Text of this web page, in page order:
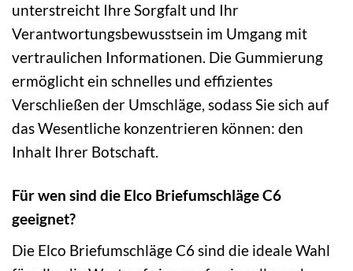
unterstreicht Ihre Sorgfalt und Ihr
Verantwortungsbewusstsein im Umgang mit
vertraulichen Informationen. Die Gummierung
ermöglicht ein schnelles und effizientes
Verschließen der Umschläge, sodass Sie sich auf
das Wesentliche konzentrieren können: den
Inhalt Ihrer Botschaft.
Für wen sind die Elco Briefumschläge C6
geeignet?
Die Elco Briefumschläge C6 sind die ideale Wahl